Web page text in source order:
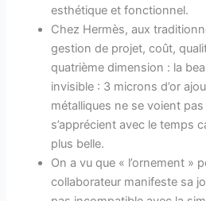
esthétique et fonctionnel.
Chez Hermès, aux
gestion de projet, coût,
quatrième dimension : la
invisible : 3 microns d’or
métalliques ne se voient
s’apprécient avec le temps
plus belle.
On a vu que « l’ornement »
collaborateur manifeste sa